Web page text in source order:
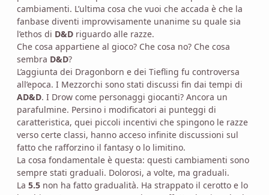
cambiamenti. L’ultima cosa che vuoi che accada è che la
fanbase diventi improvvisamente unanime su quale sia
l’ethos di D&D riguardo alle razze.
Che cosa appartiene al gioco? Che cosa no? Che cosa
sembra D&D?
L’aggiunta dei Dragonborn e dei Tiefling fu controversa
all’epoca. I Mezzorchi sono stati discussi fin dai tempi di
AD&D. I Drow come personaggi giocanti? Ancora un
parafulmine. Persino i modificatori ai punteggi di
caratteristica, quei piccoli incentivi che spingono le razze
verso certe classi, hanno acceso infinite discussioni sul
fatto che rafforzino il fantasy o lo limitino.
La cosa fondamentale è questa: questi cambiamenti sono
sempre stati graduali. Dolorosi, a volte, ma graduali.
La 5.5 non ha fatto gradualità. Ha strappato il cerotto e lo